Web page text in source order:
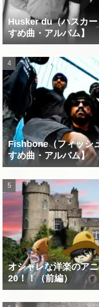
Husker du（ハスカ
すめ曲・アルバム】
Fishbone（フィッシ
すめ曲・アルバム】
オシャレな洋楽のア
20！！（前編）